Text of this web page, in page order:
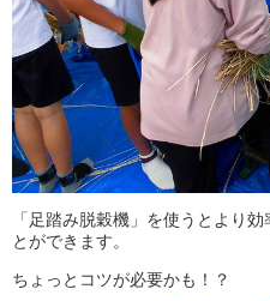
「足踏み脱穀機」を使うとより
とができます。
ちょっとコツが必要かも！？